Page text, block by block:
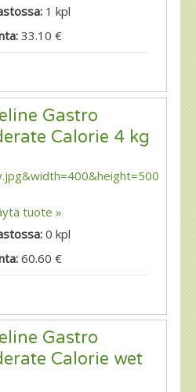
1 kpl
33.10 €
Gastro
Calorie 4 kg
tuote »
0 kpl
60.60 €
Gastro
Calorie wet